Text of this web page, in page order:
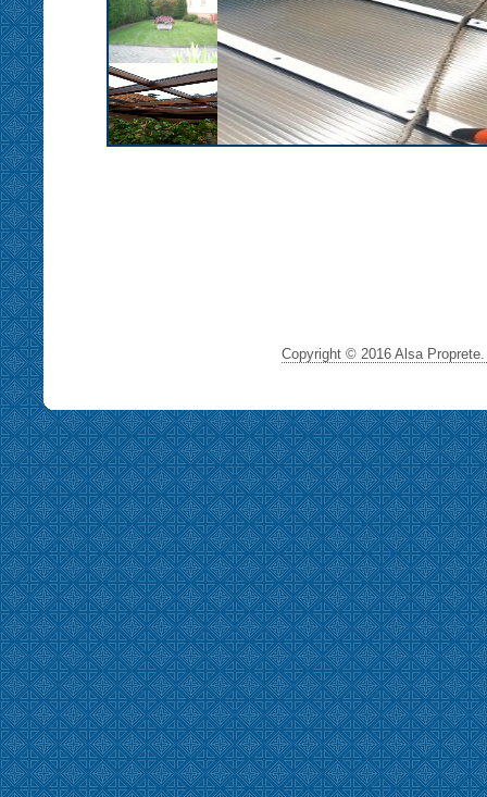
Copyright © 2016 Alsa